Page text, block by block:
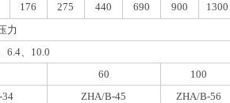
176 275 440 690 900
1300
力
6.4、10.0
60
100
34 ZHA/B-45
ZHA/B-56